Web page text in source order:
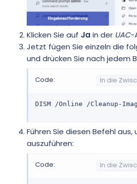
Klicken Sie auf Ja in der UAC-
Jetzt fügen Sie einzeln die
und drücken Sie nach jedem
Code: In die
DISM /Online /Cleanup-
Führen Sie diesen Befehl aus,
auszuführen:
Code: In die